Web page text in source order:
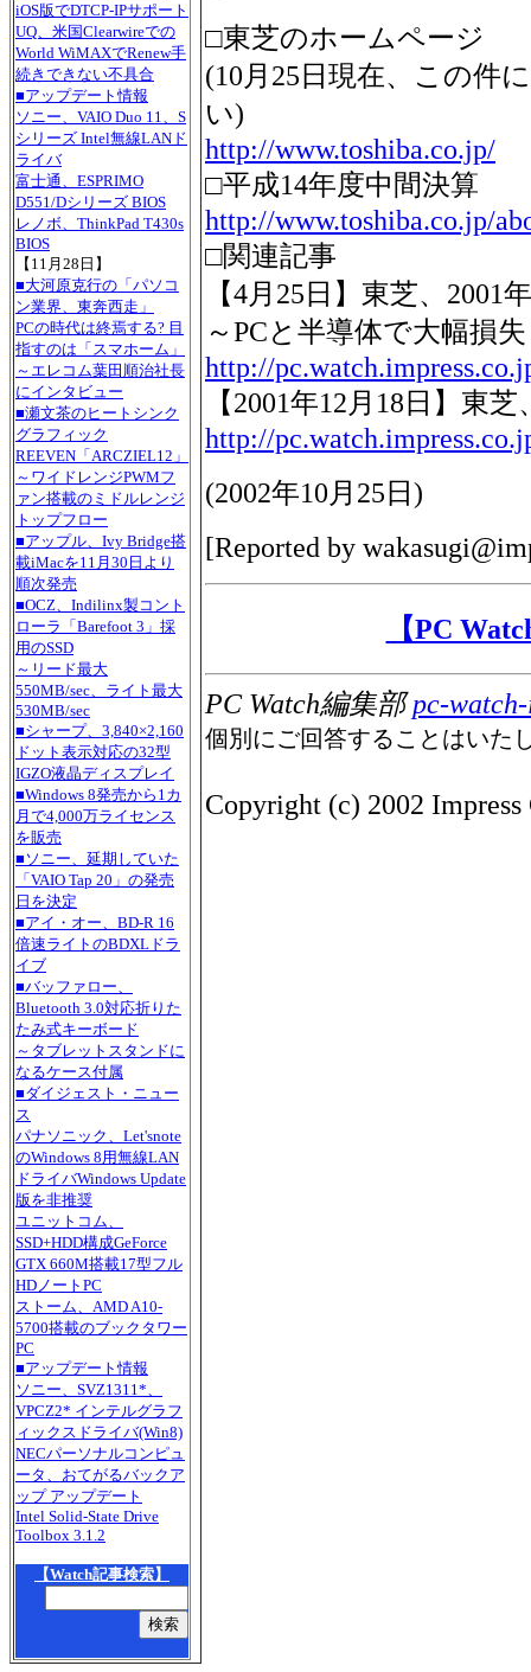
iOS版でDTCP-IPサポート
UQ、米国Clearwireでの
World WiMAXでRenew手
続きできない不具合
■アップデート情報
ソニー、VAIO Duo 11、S
シリーズ Intel無線LANド
ライバ
富士通、ESPRIMO
D551/Dシリーズ BIOS
レノボ、ThinkPad T430s
BIOS
【11月28日】
■大河原克行の「パソコ
ン業界、東奔西走」
PCの時代は終焉する? 目
指すのは「スマホーム」
～エレコム葉田順治社長
にインタビュー
■瀬文茶のヒートシンク
グラフィック
REEVEN「ARCZIEL12」
～ワイドレンジPWMフ
ァン搭載のミドルレンジ
トップフロー
■アップル、Ivy Bridge搭
載iMacを11月30日より
順次発売
■OCZ、Indilinx製コント
ローラ「Barefoot 3」採
用のSSD
～リード最大
550MB/sec、ライト最大
530MB/sec
■シャープ、3,840×2,160
ドット表示対応の32型
IGZO液晶ディスプレイ
■Windows 8発売から1カ
月で4,000万ライセンス
を販売
■ソニー、延期していた
「VAIO Tap 20」の発売
日を決定
■アイ・オー、BD-R 16
倍速ライトのBDXLドラ
イブ
■バッファロー、
Bluetooth 3.0対応折りた
たみ式キーボード
～タブレットスタンドに
なるケース付属
■ダイジェスト・ニュー
ス
パナソニック、Let'snote
のWindows 8用無線LAN
ドライバWindows Update
版を非推奨
ユニットコム、
SSD+HDD構成GeForce
GTX 660M搭載17型フル
HDノートPC
ストーム、AMD A10-
5700搭載のブックタワー
PC
■アップデート情報
ソニー、SVZ1311*、
VPCZ2* インテルグラフ
ィックスドライバ(Win8)
NECパーソナルコンピュ
ータ、おてがるバックア
ップ アップデート
Intel Solid-State Drive
Toolbox 3.1.2
【Watch記事検索】
□東芝のホームページ
(10月25日現在、この件
い)
http://www.toshiba.co.jp/
□平成14年度中間決算
http://www.toshiba.co.jp/
□関連記事
【4月25日】東芝、2001
～PCと半導体で大幅損失
http://
【2001年12月18日】東
http://
(2002年10月25日)
[Reported by
【PC
PC Watch編集部pc-
個別にご回答することはいた
Copyright (c) 2002